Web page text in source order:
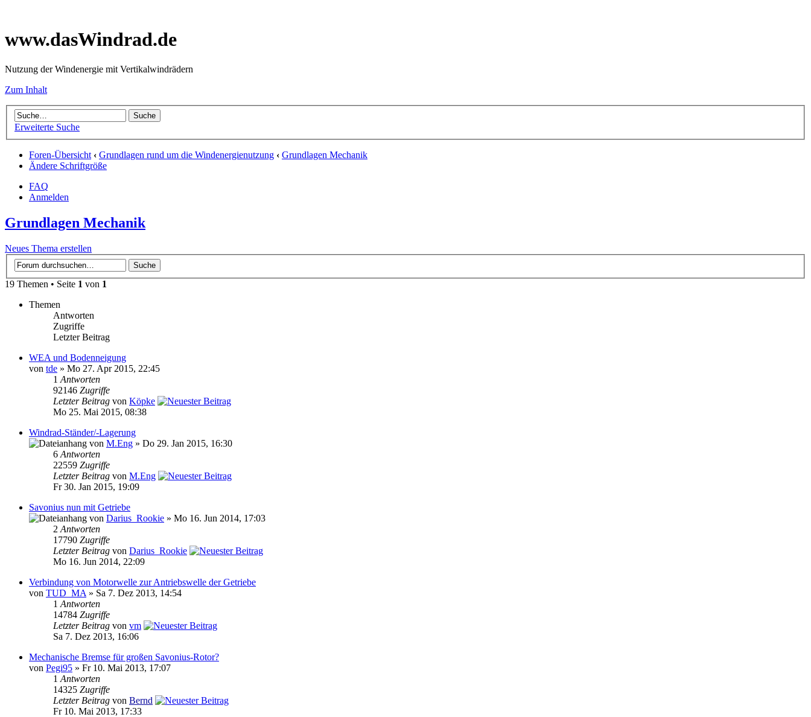
www.dasWindrad.de
Nutzung der Windenergie mit Vertikalwindrädern
Zum Inhalt
Erweiterte Suche
Foren-Übersicht ‹ Grundlagen rund um die Windenergienutzung ‹ Grundlagen Mechanik
Ändere Schriftgröße
FAQ
Anmelden
Grundlagen Mechanik
Neues Thema erstellen
19 Themen • Seite 1 von 1
Themen
Antworten
Zugriffe
Letzter Beitrag
WEA und Bodenneigung
von tde » Mo 27. Apr 2015, 22:45
1 Antworten
92146 Zugriffe
Letzter Beitrag von Köpke
Mo 25. Mai 2015, 08:38
Windrad-Ständer/-Lagerung
von M.Eng » Do 29. Jan 2015, 16:30
6 Antworten
22559 Zugriffe
Letzter Beitrag von M.Eng
Fr 30. Jan 2015, 19:09
Savonius nun mit Getriebe
von Darius_Rookie » Mo 16. Jun 2014, 17:03
2 Antworten
17790 Zugriffe
Letzter Beitrag von Darius_Rookie
Mo 16. Jun 2014, 22:09
Verbindung von Motorwelle zur Antriebswelle der Getriebe
von TUD_MA » Sa 7. Dez 2013, 14:54
1 Antworten
14784 Zugriffe
Letzter Beitrag von vm
Sa 7. Dez 2013, 16:06
Mechanische Bremse für großen Savonius-Rotor?
von Pegi95 » Fr 10. Mai 2013, 17:07
1 Antworten
14325 Zugriffe
Letzter Beitrag von Bernd
Fr 10. Mai 2013, 17:33